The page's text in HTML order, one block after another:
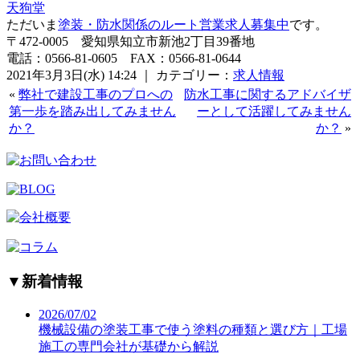
天狗堂
ただいま 塗装・防水関係のルート営業求人募集中です。
〒472-0005 愛知県知立市新池2丁目39番地
電話：0566-81-0605 FAX：0566-81-0644
2021年3月3日(水) 14:24 ｜ カテゴリー： 求人情報
« 弊社で建設工事のプロへの
第一歩を踏み出してみません
か？
防水工事に関するアドバイザ
ーとして活躍してみません
か？ »
▼ 新着情報
2026/07/02
機械設備の塗装工事で使う塗料の種類と選び方｜工場
施工の専門会社が基礎から解説